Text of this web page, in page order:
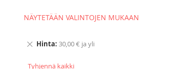
NÄYTETÄÄN VALINTOJEN MUKAAN
Hinta 30,00 € ja yli
Tyhjennä kaikki